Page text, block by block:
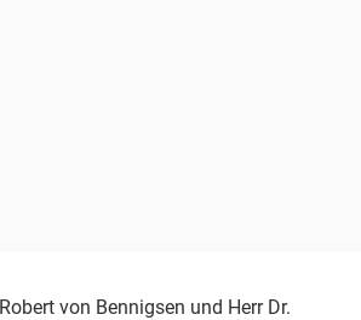
von Bennigsen und Herr Dr.